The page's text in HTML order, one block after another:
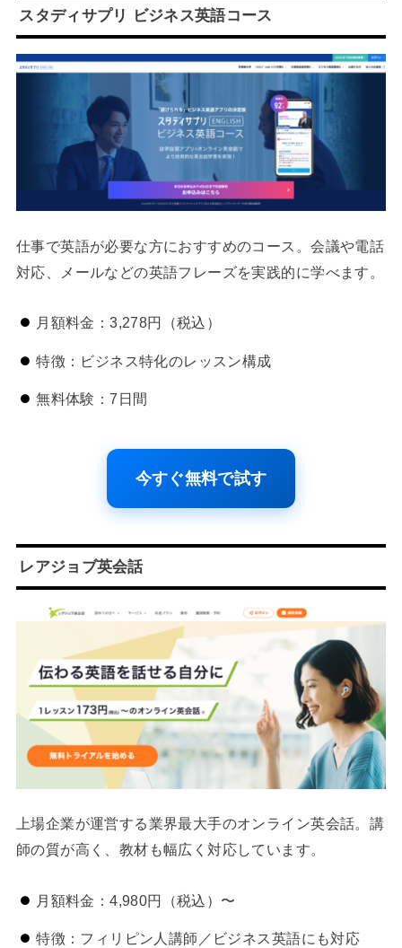
スタディサプリ ビジネス英語コース
仕事で英語が必要な方におすすめのコース。会議や電話
対応、メールなどの英語フレーズを実践的に学べます。
月額料金：3,278円（税込）
特徴：ビジネス特化のレッスン構成
無料体験：7日間
今すぐ無料で試す
レアジョブ英会話
上場企業が運営する業界最大手のオンライン英会話。講
師の質が高く、教材も幅広く対応しています。
月額料金：4,980円（税込）〜
特徴：フィリピン人講師／ビジネス英語にも対応